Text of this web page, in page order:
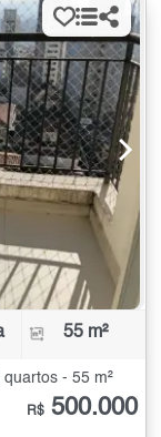
55 m²
- 55 m²
R$ 500.000